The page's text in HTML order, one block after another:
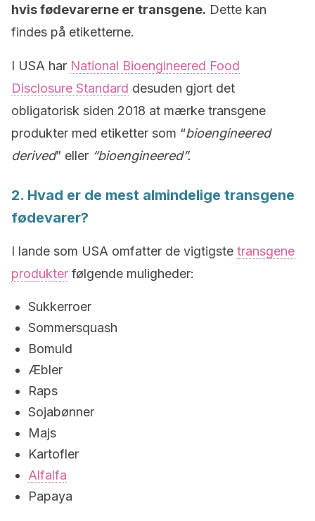
hvis fødevarerne er transgene. Dette kan
findes på etiketterne.
I USA har National Bioengineered Food
Disclosure Standard desuden gjort det
obligatorisk siden 2018 at mærke transgene
produkter med etiketter som “bioengineered
derived” eller “bioengineered”.
2. Hvad er de mest almindelige transgene
fødevarer?
I lande som USA omfatter de vigtigste transgene
produkter følgende muligheder:
Sukkerroer
Sommersquash
Bomuld
Æbler
Raps
Sojabønner
Majs
Kartofler
Alfalfa
Papaya